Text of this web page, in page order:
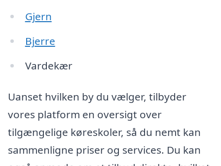
Gjern
Bjerre
Vardekær
Uanset hvilken by du vælger, tilbyder
vores platform en oversigt over
tilgængelige køreskoler, så du nemt kan
sammenligne priser og services. Du kan